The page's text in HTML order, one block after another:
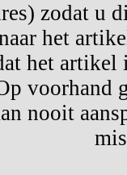
zodat u
het
het artikel
nooit